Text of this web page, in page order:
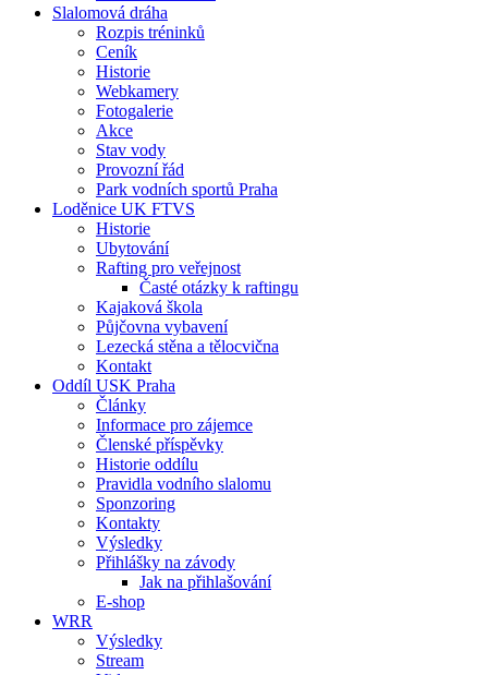
Slalomová dráha
Rozpis tréninků
Ceník
Historie
Webkamery
Fotogalerie
Akce
Stav vody
Provozní řád
Park vodních sportů Praha
Loděnice UK FTVS
Historie
Ubytování
Rafting pro veřejnost
Časté otázky k raftingu
Kajaková škola
Půjčovna vybavení
Lezecká stěna a tělocvična
Kontakt
Oddíl USK Praha
Články
Informace pro zájemce
Členské příspěvky
Historie oddílu
Pravidla vodního slalomu
Sponzoring
Kontakty
Výsledky
Přihlášky na závody
Jak na přihlašování
E-shop
WRR
Výsledky
Stream